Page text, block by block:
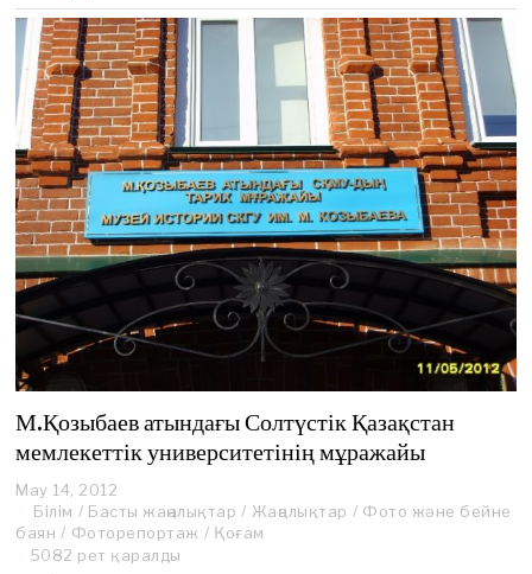
М.Қозыбаев атындағы Солтүстік Қазақстан
мемлекеттік университетінің мұражайы
May 14, 2012
c
t
o
Білім / Басты жаңалықтар / Жаңалықтар / Фото және бейне
баян / Фоторепортаж / Қоғам
5082 рет қаралды